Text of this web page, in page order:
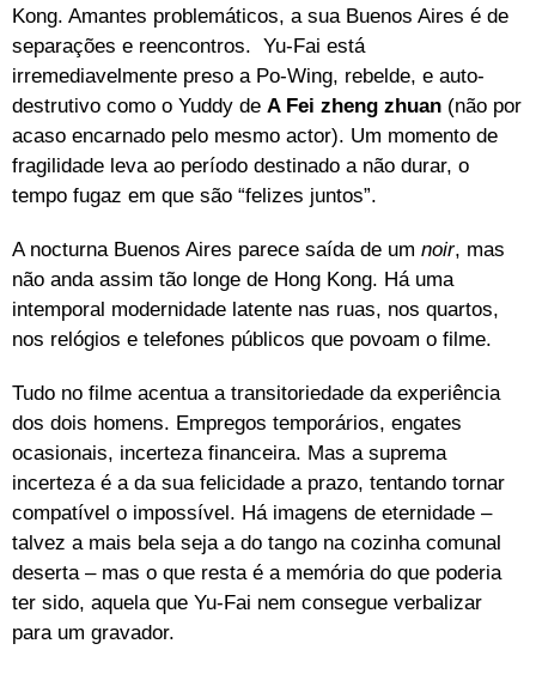
Kong. Amantes problemáticos, a sua Buenos Aires é de
separações e reencontros. Yu-Fai está
irremediavelmente preso a Po-Wing, rebelde, e auto-
destrutivo como o Yuddy de A Fei zheng zhuan (não por
acaso encarnado pelo mesmo actor). Um momento de
fragilidade leva ao período destinado a não durar, o
tempo fugaz em que são “felizes juntos”.
A nocturna Buenos Aires parece saída de um noir, mas
não anda assim tão longe de Hong Kong. Há uma
intemporal modernidade latente nas ruas, nos quartos,
nos relógios e telefones públicos que povoam o filme.
Tudo no filme acentua a transitoriedade da experiência
dos dois homens. Empregos temporários, engates
ocasionais, incerteza financeira. Mas a suprema
incerteza é a da sua felicidade a prazo, tentando tornar
compatível o impossível. Há imagens de eternidade –
talvez a mais bela seja a do tango na cozinha comunal
deserta – mas o que resta é a memória do que poderia
ter sido, aquela que Yu-Fai nem consegue verbalizar
para um gravador.